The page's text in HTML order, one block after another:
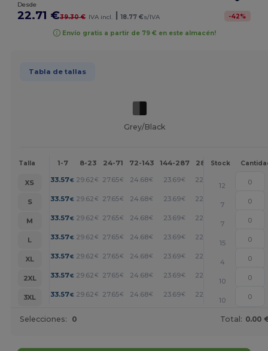
Desde
22.71 €39.30 € IVA incl. 18.77 €s/IVA -42%
Envío gratis a partir de 79 € en este almacén!
Tabla de tallas
Grey/Black
Talla 1-7 8-23 24-71 72-143 144-287 288 + Más
Stock
XS 33.57€ 29.62 € 27.65€ 24.68€ 23.69€ 22.71
12
S
33.57€ 29.62 € 27.65€ 24.68€ 23.69€ 22.71
7
M
33.57€ 29.62 € 27.65€ 24.68€ 23.69€ 22.71
7
L
33.57€ 29.62 € 27.65€ 24.68€ 23.69€ 22.71
15
XL
33.57€ 29.62 € 27.65€ 24.68€ 23.69€ 22.71
4
2XL
33.57€ 29.62 € 27.65€ 24.68€ 23.69€ 22.71
10
3XL
33.57€ 29.62 € 27.65€ 24.68€ 23.69€ 22.71
10
Selecciones: 0 Total: 0.00